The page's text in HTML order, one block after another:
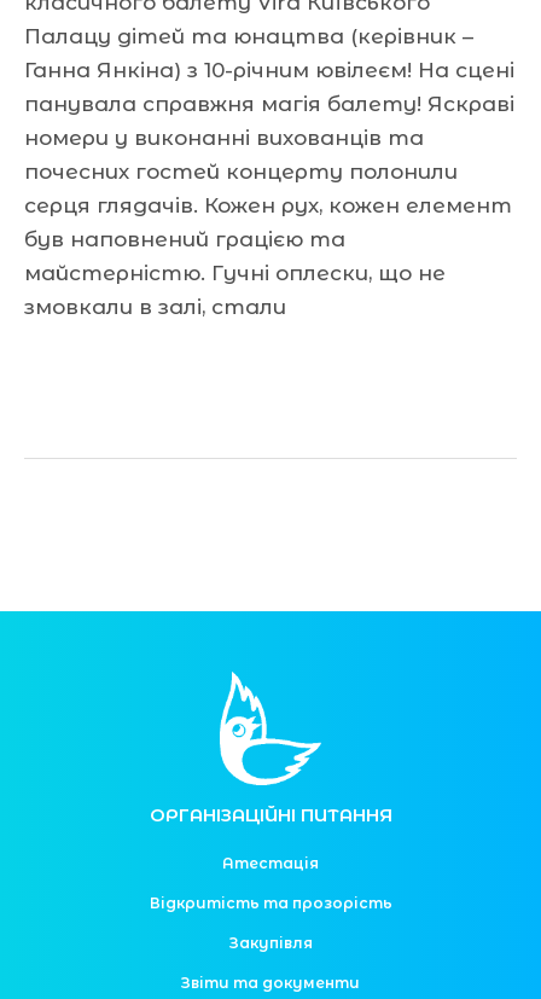
Палацу дітей та юнацтва (керівник –
Ганна Янкіна) з 10-річним ювілеєм! На сцені
панувала справжня магія балету! Яскраві
номери у виконанні вихованців та
почесних гостей концерту полонили
серця глядачів. Кожен рух, кожен елемент
був наповнений грацією та
майстерністю. Гучні оплески, що не
змовкали в залі, стали
ОРГАНІЗАЦІЙНІ ПИТАННЯ
Атестація
Відкритість та прозорість
Закупівля
Звіти та документи